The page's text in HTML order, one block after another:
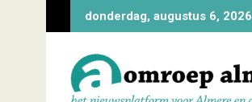
donderdag, augustus 6, 2026